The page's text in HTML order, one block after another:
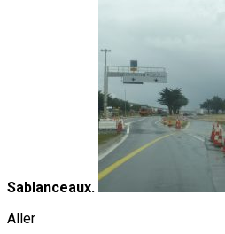
Sablanceaux.
Aller